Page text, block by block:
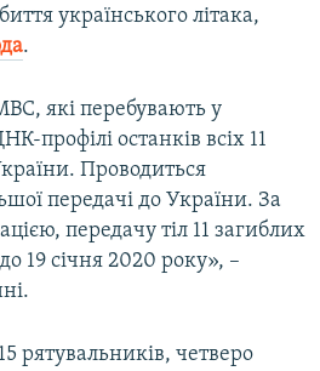
українського літака,
.
які перебувають у
профілі останків всіх 11
Проводиться
передачі до України. За
передачу тіл 11 загиблих
19 січня 2020 року», –
рятувальників, четверо